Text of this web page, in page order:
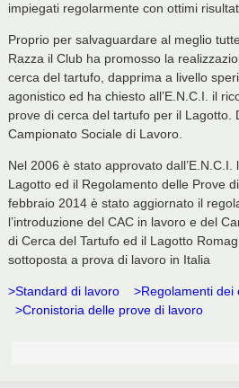
impiegati regolarmente con ottimi
Proprio per salvaguardare al meglio
Razza il Club ha promosso la
cerca del tartufo, dapprima a livello
agonistico ed ha chiesto all’E.N.C.I. il
prove di cerca del tartufo per il Lagotto.
Campionato Sociale di Lavoro.
Nel 2006 è stato approvato
Lagotto ed il Regolamento delle Prove
febbraio 2014 è stato aggiornato il
l’introduzione del CAC in lavoro e del
di Cerca del Tartufo ed il Lagotto
sottoposta a prova di lavoro in Italia
>Standard di lavoro
>Regolamenti dei
>Cronistoria delle prove di lavoro